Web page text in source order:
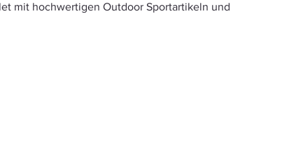
mit hochwertigen Outdoor Sportartikeln und